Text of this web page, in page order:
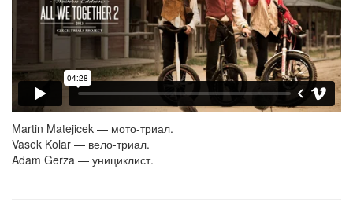
Martin Matejicek — мото-триал.
Vasek Kolar — вело-триал.
Adam Gerza — унициклист.